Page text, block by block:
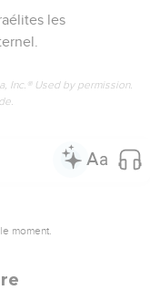
soit sept fois sept
neuf ans.
tout le pays.
du jubilé ; chacun
vous l’année du
durant cette